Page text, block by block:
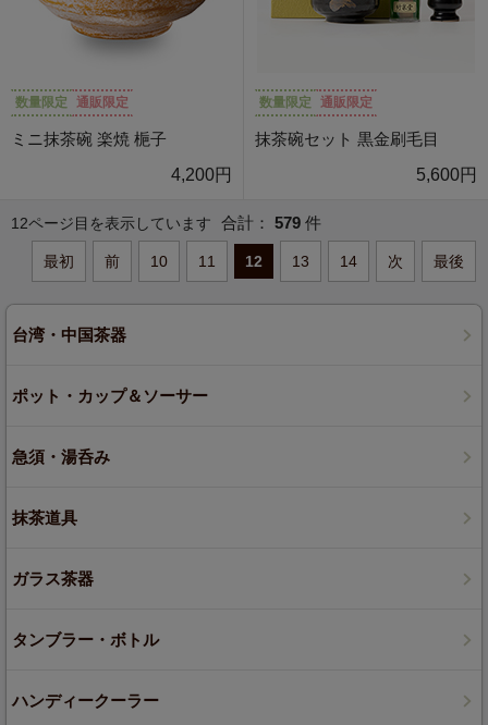
数量限定 通販限定
ミニ抹茶碗 楽焼 梔子
4,200円
数量限定 通販限定
抹茶碗セット 黒金刷毛目
5,600円
12ページ目を表示しています 合計： 579 件
最初 前 10 11 12 13 14 次 最後
台湾・中国茶器
ポット・カップ＆ソーサー
急須・湯呑み
抹茶道具
ガラス茶器
タンブラー・ボトル
ハンディークーラー